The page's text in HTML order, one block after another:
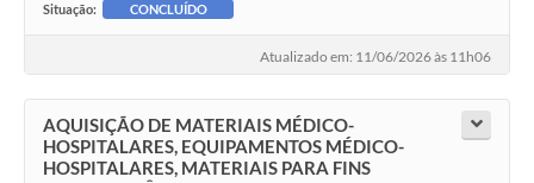
Situação: CONCLUÍDO
Atualizado em: 11/06/2026 às 11h06
AQUISIÇÃO DE MATERIAIS MÉDICO-
HOSPITALARES, EQUIPAMENTOS MÉDICO-
HOSPITALARES, MATERIAIS PARA FINS